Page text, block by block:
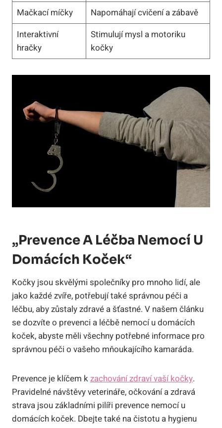
Mačkací míčky
Napomáhají cvičení a zábavě
Interaktivní
hračky
Stimulují mysl a motoriku
kočky
„Prevence A Léčba Nemocí U
Domácích Koček“
Kočky jsou skvělými společníky pro mnoho lidí, ale
jako každé zvíře, potřebují také správnou péči a
léčbu, aby zůstaly zdravé a šťastné. V našem článku
se dozvíte o prevenci a léčbě nemocí u domácích
koček, abyste měli všechny potřebné informace pro
správnou péči o vašeho mňoukajícího kamaráda.
Prevence je klíčem kzachování zdraví vaší kočky.
Pravidelné návštěvy veterináře, očkování a zdravá
strava jsou základními pilíři prevence nemocí u
domácích koček. Dbejte také na čistotu a hygienu